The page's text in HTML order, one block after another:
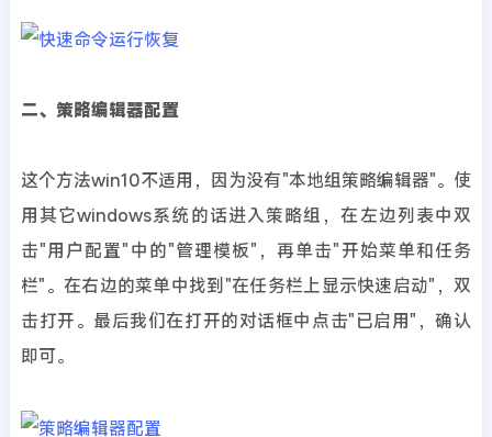
二、策略编辑器配置
这个方法win10不适用，因为没有"本地组策略编辑器"。使
用其它windows系统的话进入策略组，在左边列表中双
击"用户配置"中的"管理模板"，再单击"开始菜单和任务
栏"。在右边的菜单中找到"在任务栏上显示快速启动"，双
击打开。最后我们在打开的对话框中点击"已启用"，确认
即可。